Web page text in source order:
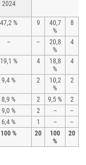
2024
47,2 % 9
40,7
%
8
– –
20,8
%
4
19,1 % 4
18,8
%
4
9,4 % 2
10,2
%
2
8,9 % 2 9,5 %
2
9,0 % 2 –
–
6,4 % 1 –
–
100 % 20
100
%
20